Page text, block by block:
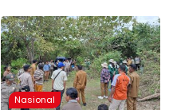
Kades Semarakkan HUT
ke-81 RI
Nasional